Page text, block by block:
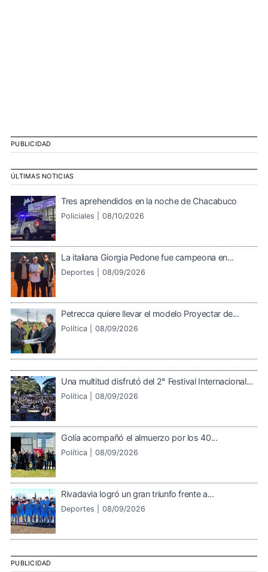
PUBLICIDAD
ÚLTIMAS NOTICIAS
Tres aprehendidos en la noche de Chacabuco
Policiales | 08/10/2026
La italiana Giorgia Pedone fue campeona en...
Deportes | 08/09/2026
Petrecca quiere llevar el modelo Proyectar de...
Política | 08/09/2026
Una multitud disfrutó del 2° Festival Internacional...
Política | 08/09/2026
Golía acompañó el almuerzo por los 40...
Política | 08/09/2026
Rivadavia logró un gran triunfo frente a...
Deportes | 08/09/2026
PUBLICIDAD